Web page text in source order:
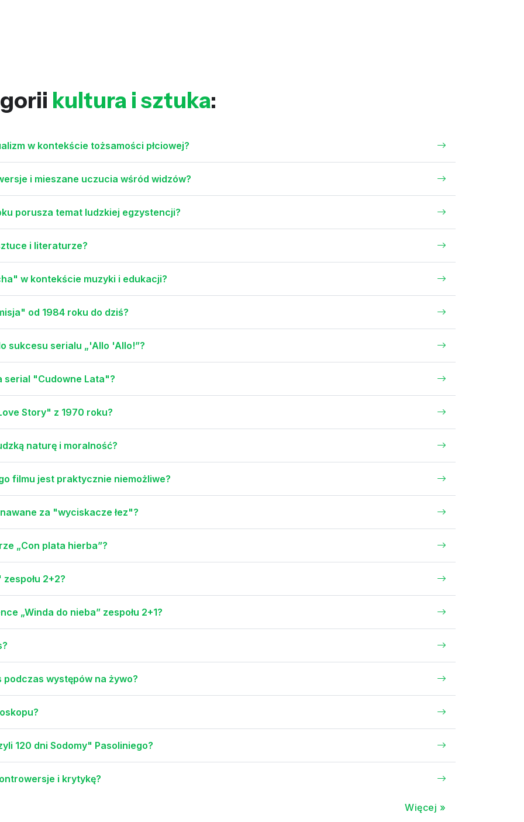
kultura i sztuka:
w kontekście tożsamości płciowej?
i mieszane uczucia wśród widzów?
porusza temat ludzkiej egzystencji?
i literaturze?
w kontekście muzyki i edukacji?
od 1984 roku do dziś?
sukcesu serialu „'Allo 'Allo!”?
serial "Cudowne Lata"?
Story" z 1970 roku?
naturę i moralność?
filmu jest praktycznie niemożliwe?
za "wyciskacze łez"?
„Con plata hierba”?
2+2?
„Winda do nieba” zespołu 2+1?
występów na żywo?
120 dni Sodomy" Pasoliniego?
i krytykę?
Więcej »